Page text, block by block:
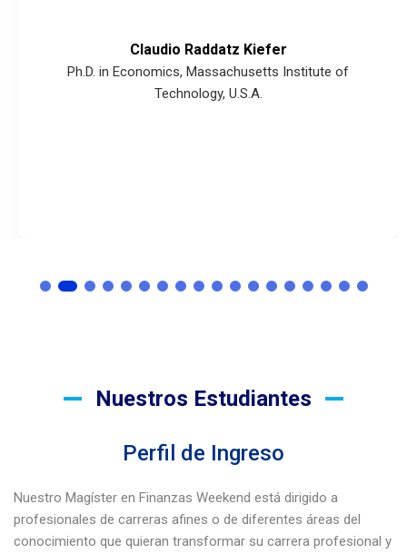
Claudio Raddatz Kiefer
Ph.D. in Economics, Massachusetts Institute of
Technology, U.S.A.
Nuestros Estudiantes
Perfil de Ingreso
Nuestro Magíster en Finanzas Weekend está dirigido a
profesionales de carreras afines o de diferentes áreas del
conocimiento que quieran transformar su carrera profesional y